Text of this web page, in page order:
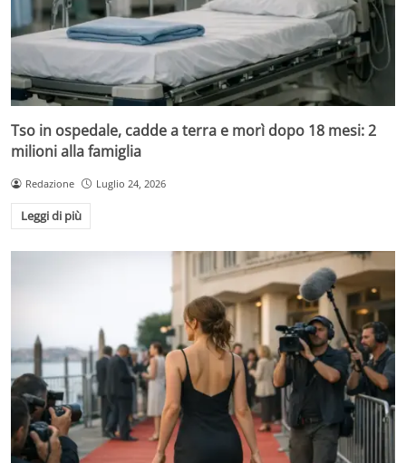
Tso in ospedale, cadde a terra e morì dopo 18 mesi: 2
milioni alla famiglia
Redazione Luglio 24, 2026
Leggi di più